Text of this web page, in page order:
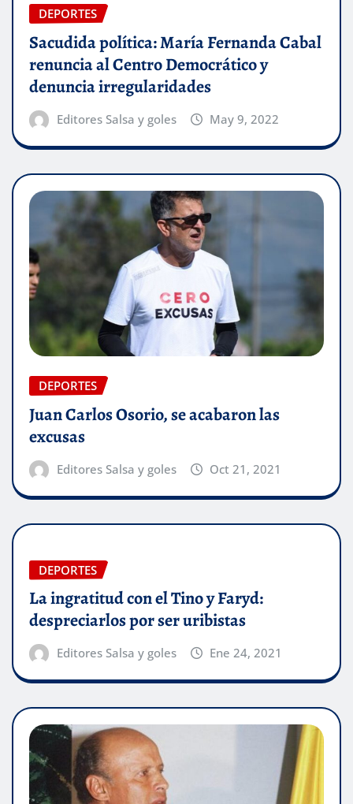
DEPORTES
Sacudida política: María Fernanda Cabal
renuncia al Centro Democrático y
denuncia irregularidades
Editores Salsa y goles May 9, 2022
DEPORTES
Juan Carlos Osorio, se acabaron las
excusas
Editores Salsa y goles Oct 21, 2021
DEPORTES
La ingratitud con el Tino y Faryd:
despreciarlos por ser uribistas
Editores Salsa y goles Ene 24, 2021